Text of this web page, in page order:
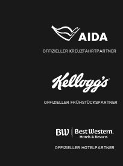
OFFIZIELLER KREUZFAHRTPARTNER
OFFIZIELLER FRÜHSTÜCKSPARTNER
OFFIZIELLER HOTELPARTNER